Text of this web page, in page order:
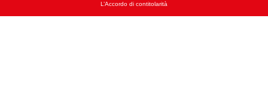
L’Accordo di contitolarità